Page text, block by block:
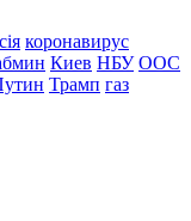
коронавирус
Киев НБУ ООС
Трамп газ